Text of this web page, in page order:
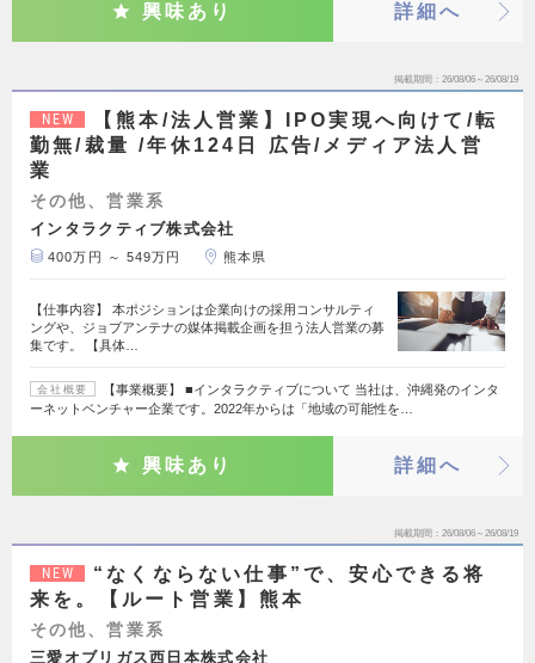
興味あり 詳細へ
掲載期間 26/08/06～26/08/19
NEW
【熊本/法人営業】IPO実現へ向けて/転
勤無/裁量 /年休124日 広告/メディア法人営
業
その他、営業系
インタラクティブ株式会社
400万円 ～ 549万円 熊本県
【仕事内容】 本ポジションは企業向けの採用コンサルティ
ングや、ジョブアンテナの媒体掲載企画を担う法人営業の募
集です。 【具体…
会社概要
【事業概要】 ■インタラクティブについて 当社は、沖縄発のインタ
ーネットベンチャー企業です。2022年からは「地域の可能性を…
興味あり 詳細へ
掲載期間 26/08/06～26/08/19
NEW
“なくならない仕事”で、安心できる将
来を。【ルート営業】熊本
その他、営業系
三愛オブリガス西日本株式会社